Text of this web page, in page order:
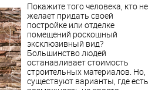
Покажите того человека, кто не
желает придать своей
постройке или отделке
помещений роскошный
эксклюзивный вид?
Большинство людей
останавливает стоимость
строительных материалов. Но,
существуют варианты, где есть